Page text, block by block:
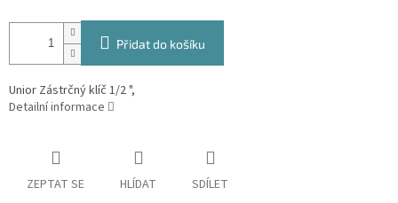
Přidat do košíku
Unior Zástrčný klíč 1/2 ",
Detailní informace
ZEPTAT SE HLÍDAT SDÍLET